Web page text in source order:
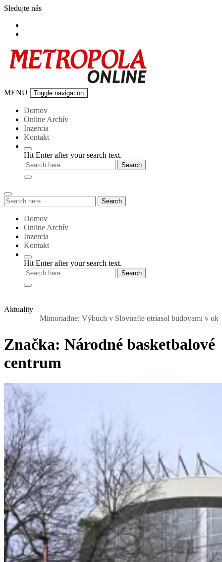
Skip
content
Sledujte nás
Metropola-
MENU Toggle navigation
Domov
Online Archív
Inzercia
Kontakt
Hit Enter after your search text.
Search
for:
Search
Domov
Online Archív
Inzercia
Kontakt
Hit Enter after your search text.
Aktuality
Mimoriadne: Výbuch v Slovnafte otriasol budovami v okolí. Nad
Značka: Národné basketbalové
centrum